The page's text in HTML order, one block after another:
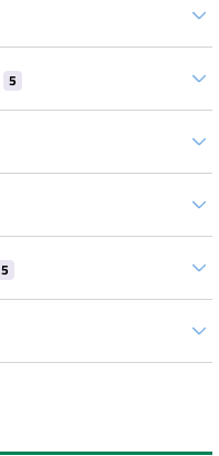
5
5